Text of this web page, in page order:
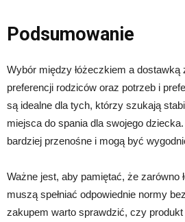
Podsumowanie
Wybór między łóżeczkiem a
preferencji rodziców oraz potrzeb i
są idealne dla tych, którzy szukają
miejsca do spania dla swojego
bardziej przenośne i mogą być
Ważne jest, aby pamiętać, że zarówno
muszą spełniać odpowiednie normy
zakupem warto sprawdzić, czy produkt